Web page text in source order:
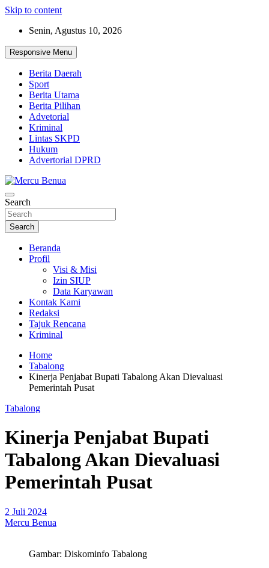
Skip to content
Senin, Agustus 10, 2026
Responsive Menu
Berita Daerah
Sport
Berita Utama
Berita Pilihan
Advetorial
Kriminal
Lintas SKPD
Hukum
Advertorial DPRD
Mercu Benua
Suara Masyarakat Bawah
Search
Search
Beranda
Profil
Visi & Misi
Izin SIUP
Data Karyawan
Kontak Kami
Redaksi
Tajuk Rencana
Kriminal
Home
Tabalong
Kinerja Penjabat Bupati Tabalong Akan Dievaluasi
Pemerintah Pusat
Tabalong
Kinerja Penjabat Bupati
Tabalong Akan Dievaluasi
Pemerintah Pusat
2 Juli 2024
Mercu Benua
Gambar: Diskominfo Tabalong